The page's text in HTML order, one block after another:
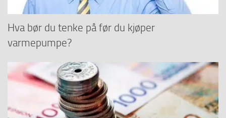
Hva bør du tenke på før du kjøper
varmepumpe?